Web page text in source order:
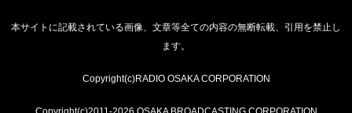
本サイトに記載されている画像、文章等全ての内容の無断転載、引用を禁止し
ます。
Copyright(c)RADIO OSAKA CORPORATION